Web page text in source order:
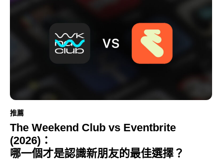
推薦
The Weekend Club vs Eventbrite
(2026)：
哪一個才是認識新朋友的最佳選擇？